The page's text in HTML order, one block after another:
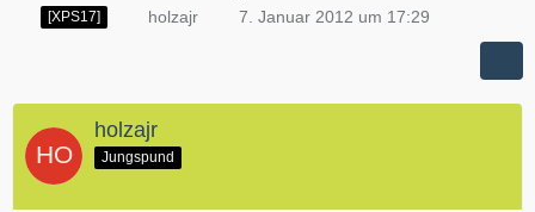
[XPS17] holzajr 7. Januar 2012 um 17:29
holzajr
Jungspund